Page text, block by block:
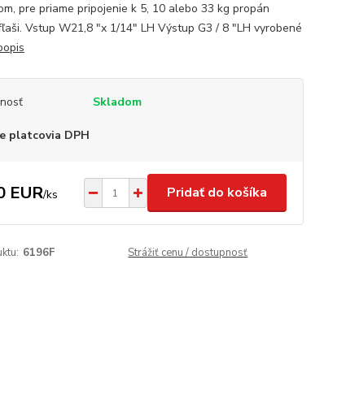
pre priame pripojenie k 5, 10 alebo 33 kg propán
Vstup W21,8 "x 1/14" LH Výstup G3 / 8 "LH vyrobené
Skladom
platcovia DPH
EUR/ks Pridať do košíka
6196F Strážiť cenu / dostupnosť